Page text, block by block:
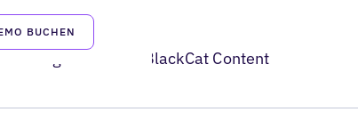
BUCHEN
Mitbegründer von BlackCat Content